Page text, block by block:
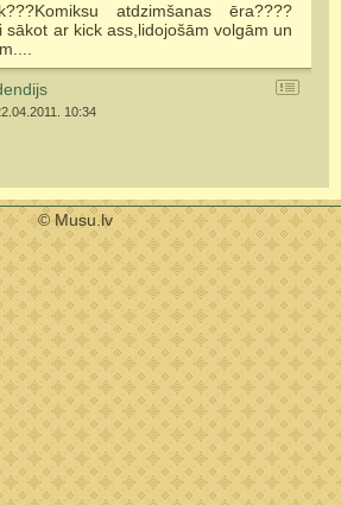
atdzimšanas ēra????
sākot ar kick ass,lidojošām volgām un
10:34
© Musu.lv